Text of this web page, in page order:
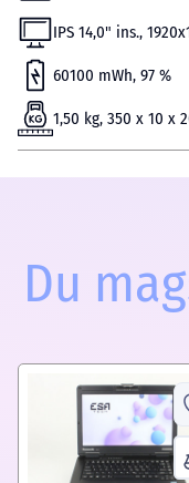
IPS 14,0" ins.,
60100 mWh, 97 %
1,50 kg, 350 x 10 x
Du